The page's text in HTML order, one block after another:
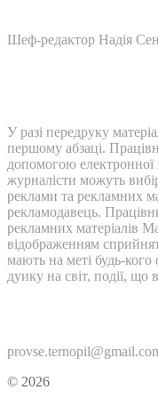
Шеф-редактор Надія
У разі передруку
першому абзаці.
допомогою
журналісти можуть
реклами та рекламних
рекламодавець.
рекламних матеріалів
відображенням
мають на меті будь-
дуику на світ, події, що
© 2026